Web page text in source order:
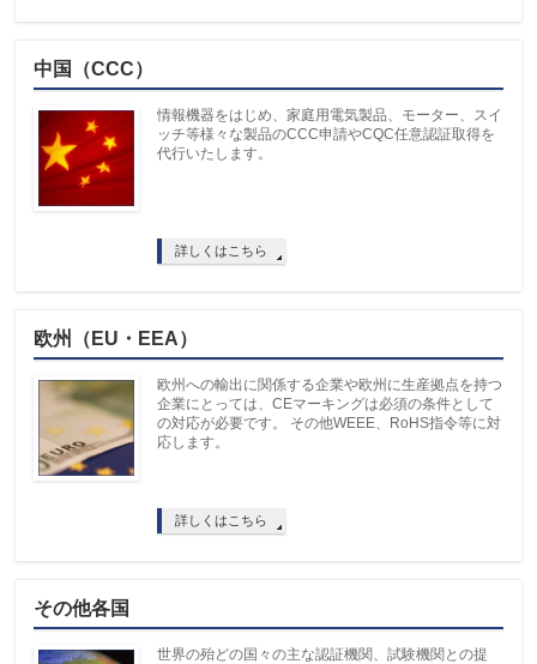
中国（CCC）
情報機器をはじめ、家庭用電気製品、モーター、スイ
ッチ等様々な製品のCCC申請やCQC任意認証取得を
代行いたします。
詳しくはこちら
欧州（EU・EEA）
欧州への輸出に関係する企業や欧州に生産拠点を持つ
企業にとっては、CEマーキングは必須の条件として
の対応が必要です。 その他WEEE、RoHS指令等に対
応します。
詳しくはこちら
その他各国
世界の殆どの国々の主な認証機関、試験機関との提